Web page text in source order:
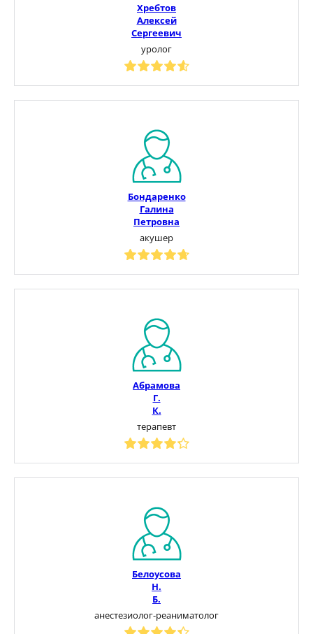
Хребтов
Алексей
Сергеевич
уролог
Бондаренко
Галина
Петровна
акушер
Абрамова
Г.
К.
терапевт
Белоусова
Н.
Б.
анестезиолог-реаниматолог